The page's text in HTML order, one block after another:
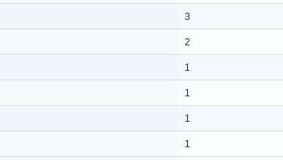
3
2
1
1
1
1